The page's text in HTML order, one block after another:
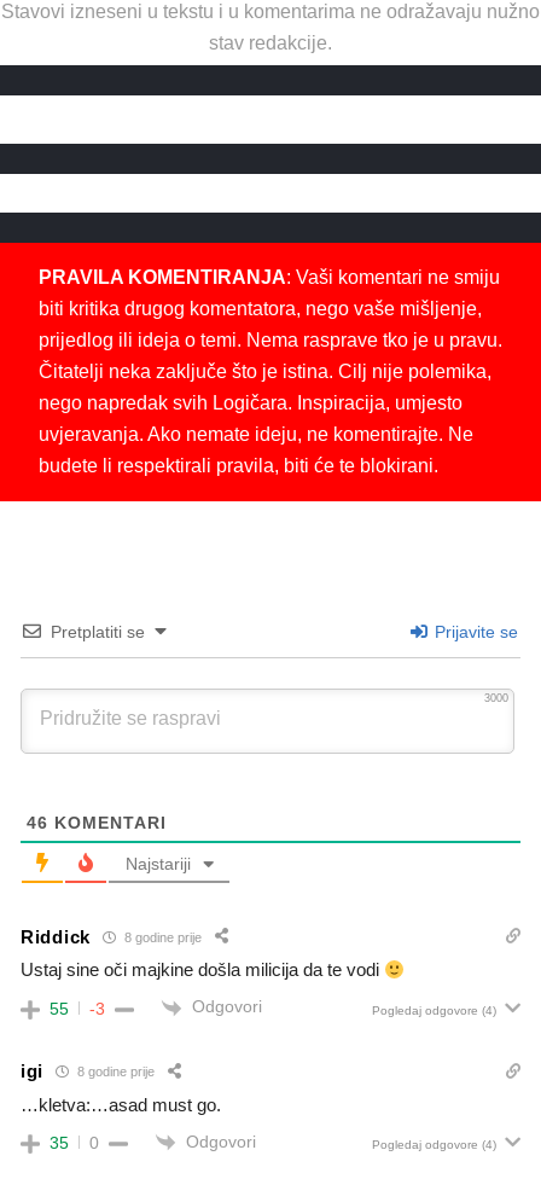
Stavovi izneseni u tekstu i u komentarima ne odražavaju nužno
stav redakcije.
PRAVILA KOMENTIRANJA: Vaši komentari ne smiju
biti kritika drugog komentatora, nego vaše mišljenje,
prijedlog ili ideja o temi. Nema rasprave tko je u pravu.
Čitatelji neka zaključe što je istina. Cilj nije polemika,
nego napredak svih Logičara. Inspiracija, umjesto
uvjeravanja. Ako nemate ideju, ne komentirajte. Ne
budete li respektirali pravila, biti će te blokirani.
Pretplatiti se Prijavite se
3000
46 KOMENTARI
Najstariji
Riddick 8 godine prije
Ustaj sine oči majkine došla milicija da te vodi
55 -3 Odgovori Pogledaj odgovore (4)
igi 8 godine prije
…kletva:…asad must go.
35 0 Odgovori Pogledaj odgovore (4)